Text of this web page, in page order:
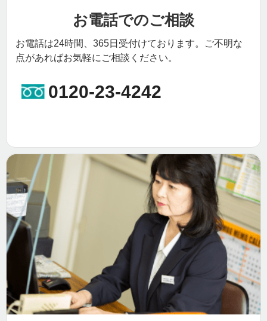
お電話でのご相談
お電話は24時間、365日受付けております。ご不明な
点があればお気軽にご相談ください。
0120-23-4242